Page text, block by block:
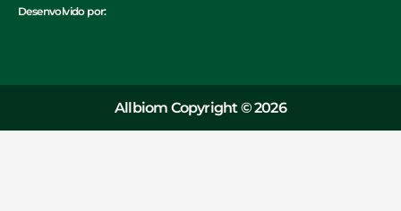
Desenvolvido por:
Allbiom Copyright © 2026